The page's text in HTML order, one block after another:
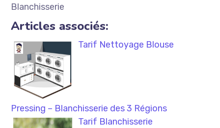
Blanchisserie
Articles associés:
Tarif Nettoyage Blouse
Pressing – Blanchisserie des 3 Régions
Tarif Blanchisserie